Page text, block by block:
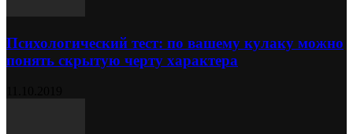
Психологический тест: по вашему кулаку можно
понять скрытую черту характера